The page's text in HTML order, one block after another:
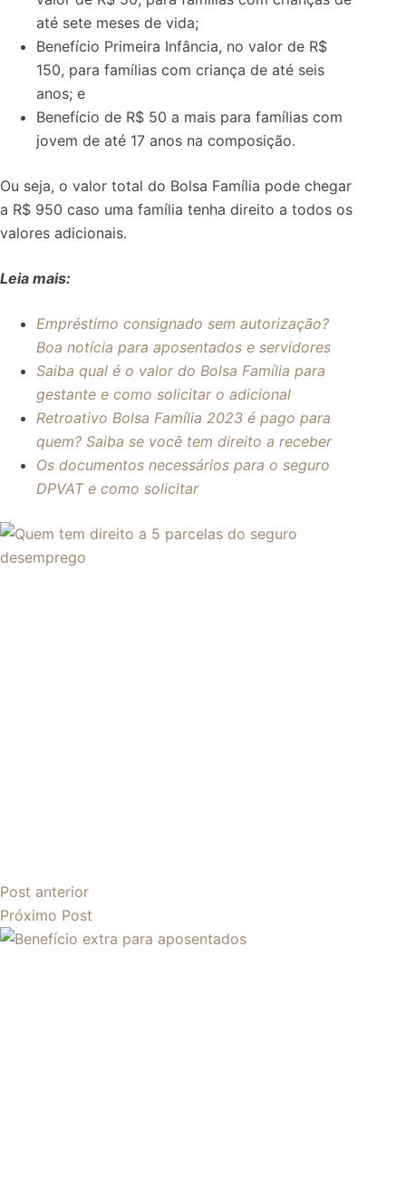
até sete meses de vida;
Benefício Primeira Infância, no valor de R$
150, para famílias com criança de até seis
anos; e
Benefício de R$ 50 a mais para famílias com
jovem de até 17 anos na composição.
Ou seja, o valor total do Bolsa Família pode chegar
a R$ 950 caso uma família tenha direito a todos os
valores adicionais.
Leia mais:
Empréstimo consignado sem autorização?
Boa notícia para aposentados e servidores
Saiba qual é o valor do Bolsa Família para
gestante e como solicitar o adicional
Retroativo Bolsa Família 2023 é pago para
quem? Saiba se você tem direito a receber
Os documentos necessários para o seguro
DPVAT e como solicitar
Post anterior
Próximo Post